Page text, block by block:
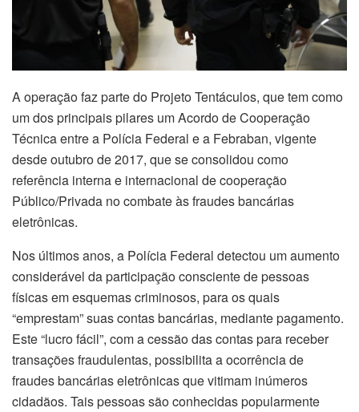
A operação faz parte do Projeto Tentáculos, que tem como
um dos principais pilares um Acordo de Cooperação
Técnica entre a Polícia Federal e a Febraban, vigente
desde outubro de 2017, que se consolidou como
referência interna e internacional de cooperação
Público/Privada no combate às fraudes bancárias
eletrônicas.
Nos últimos anos, a Polícia Federal detectou um aumento
considerável da participação consciente de pessoas
físicas em esquemas criminosos, para os quais
“emprestam” suas contas bancárias, mediante pagamento.
Este “lucro fácil”, com a cessão das contas para receber
transações fraudulentas, possibilita a ocorrência de
fraudes bancárias eletrônicas que vitimam inúmeros
cidadãos. Tais pessoas são conhecidas popularmente